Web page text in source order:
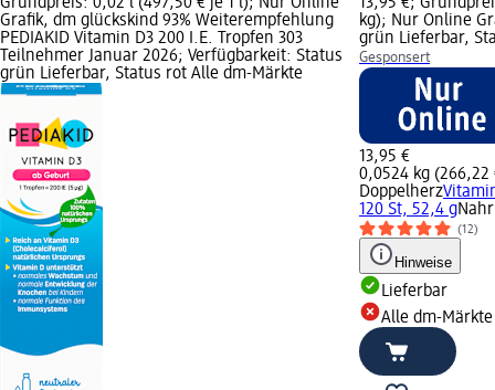
Grafik, dm glückskind 93% Weiterempfehlung
PEDIAKID Vitamin D3 200 I.E. Tropfen 303
Teilnehmer Januar 2026; Verfügbarkeit: Status
grün Lieferbar, Status rot Alle dm-Märkte
kg); Nur Online
grün Lieferbar,
Gesponsert
13,95 €
0,0524 kg (266,22
Doppelherz
120 St, 52,4 g
(12)
Hinweise
Lieferbar
Alle dm-Märkte